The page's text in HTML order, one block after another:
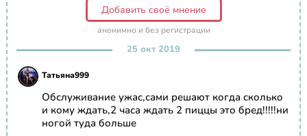
Добавить своё мнение
анонимно и без регистрации
25 окт 2019
Татьяна999
Обслуживание ужас,сами решают когда сколько
и кому ждать,2 часа ждать 2 пиццы это бред!!!!!ни
ногой туда больше